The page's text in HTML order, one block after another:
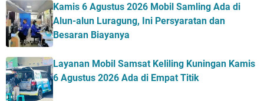
Kamis 6 Agustus 2026 Mobil Samling Ada di
Alun-alun Luragung, Ini Persyaratan dan
Besaran Biayanya
Layanan Mobil Samsat Keliling Kuningan Kamis
6 Agustus 2026 Ada di Empat Titik